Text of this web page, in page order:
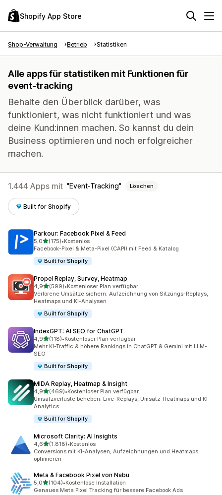
Shopify App Store
Shop-Verwaltung Betrieb Statistiken
Alle apps für statistiken mit Funktionen für
event-tracking
Behalte den Überblick darüber, was
funktioniert, was nicht funktioniert und was
deine Kund:innen machen. So kannst du dein
Business optimieren und noch erfolgreicher
machen.
1.444 Apps mit Event-Tracking Löschen
Built for Shopify
Parkour: Facebook Pixel & Feed
5,0von 5 Sternen
(175)
175 Rezensionen insgesamt
•Kostenlos
Facebook-Pixel & Meta-Pixel (CAPI) mit Feed & Katalog
Built for Shopify
Propel Replay, Survey, Heatmap
4,9von 5 Sternen
(599)
599 Rezensionen insgesamt
•Kostenloser Plan verfügbar
Verlorene Umsätze sichern: Aufzeichnung von Sitzungs-Replays,
Heatmaps und KI-Analysen
Built for Shopify
IndexGPT: AI SEO for ChatGPT
4,9von 5 Sternen
(118)
118 Rezensionen insgesamt
•Kostenloser Plan verfügbar
Mehr KI-Traffic & höhere Rankings in ChatGPT & Gemini mit LLM-
SEO
Built for Shopify
MIDA Replay, Heatmap & Insight
4,9von 5 Sternen
(469)
469 Rezensionen insgesamt
•Kostenloser Plan verfügbar
Umsatzverluste beheben: Live-Replays, Umsatz-Heatmaps und KI-
Analytics
Built for Shopify
Microsoft Clarity: AI Insights
4,6von 5 Sternen
(1.818)
1818 Rezensionen insgesamt
•Kostenlos
Conversions mit KI-Analysen, Aufzeichnungen und Heatmaps
optimieren
Meta & Facebook Pixel von Nabu
5,0von 5 Sternen
(104)
104 Rezensionen insgesamt
•Kostenlose Installation
Genaues Meta Pixel Tracking für bessere Facebook Ads